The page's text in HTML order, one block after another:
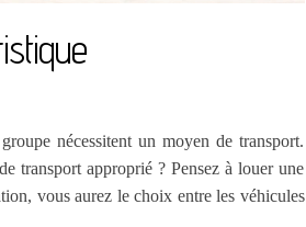
nécessitent un moyen de transport.
transport approprié ? Pensez à louer une
vous aurez le choix entre les véhicules